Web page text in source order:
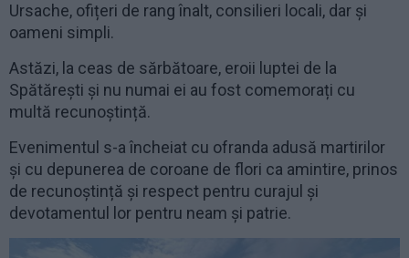
Ursache, ofițeri de rang înalt, consilieri locali, dar și
oameni simpli.
Astăzi, la ceas de sărbătoare, eroii luptei de la
Spătărești și nu numai ei au fost comemorați cu
multă recunoștință.
Evenimentul s-a încheiat cu ofranda adusă martirilor
și cu depunerea de coroane de flori ca amintire, prinos
de recunoștință și respect pentru curajul și
devotamentul lor pentru neam și patrie.